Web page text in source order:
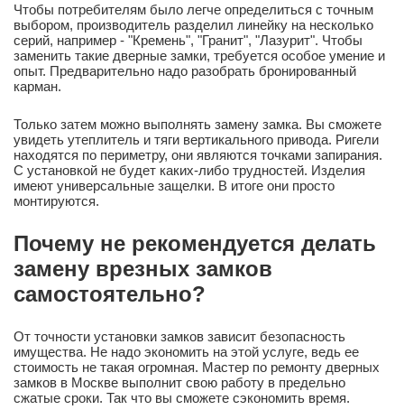
Чтобы потребителям было легче определиться с точным
выбором, производитель разделил линейку на несколько
серий, например - "Кремень", "Гранит", "Лазурит". Чтобы
заменить такие дверные замки, требуется особое умение и
опыт. Предварительно надо разобрать бронированный
карман.
Только затем можно выполнять замену замка. Вы сможете
увидеть утеплитель и тяги вертикального привода. Ригели
находятся по периметру, они являются точками запирания.
С установкой не будет каких-либо трудностей. Изделия
имеют универсальные защелки. В итоге они просто
монтируются.
Почему не рекомендуется делать
замену врезных замков
самостоятельно?
От точности установки замков зависит безопасность
имущества. Не надо экономить на этой услуге, ведь ее
стоимость не такая огромная. Мастер по ремонту дверных
замков в Москве выполнит свою работу в предельно
сжатые сроки. Так что вы сможете сэкономить время.